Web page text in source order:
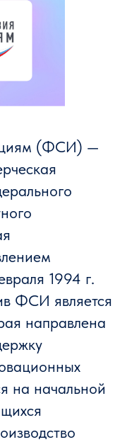
(ФСИ) —
1994 г.
ФСИ является
направлена
на начальной